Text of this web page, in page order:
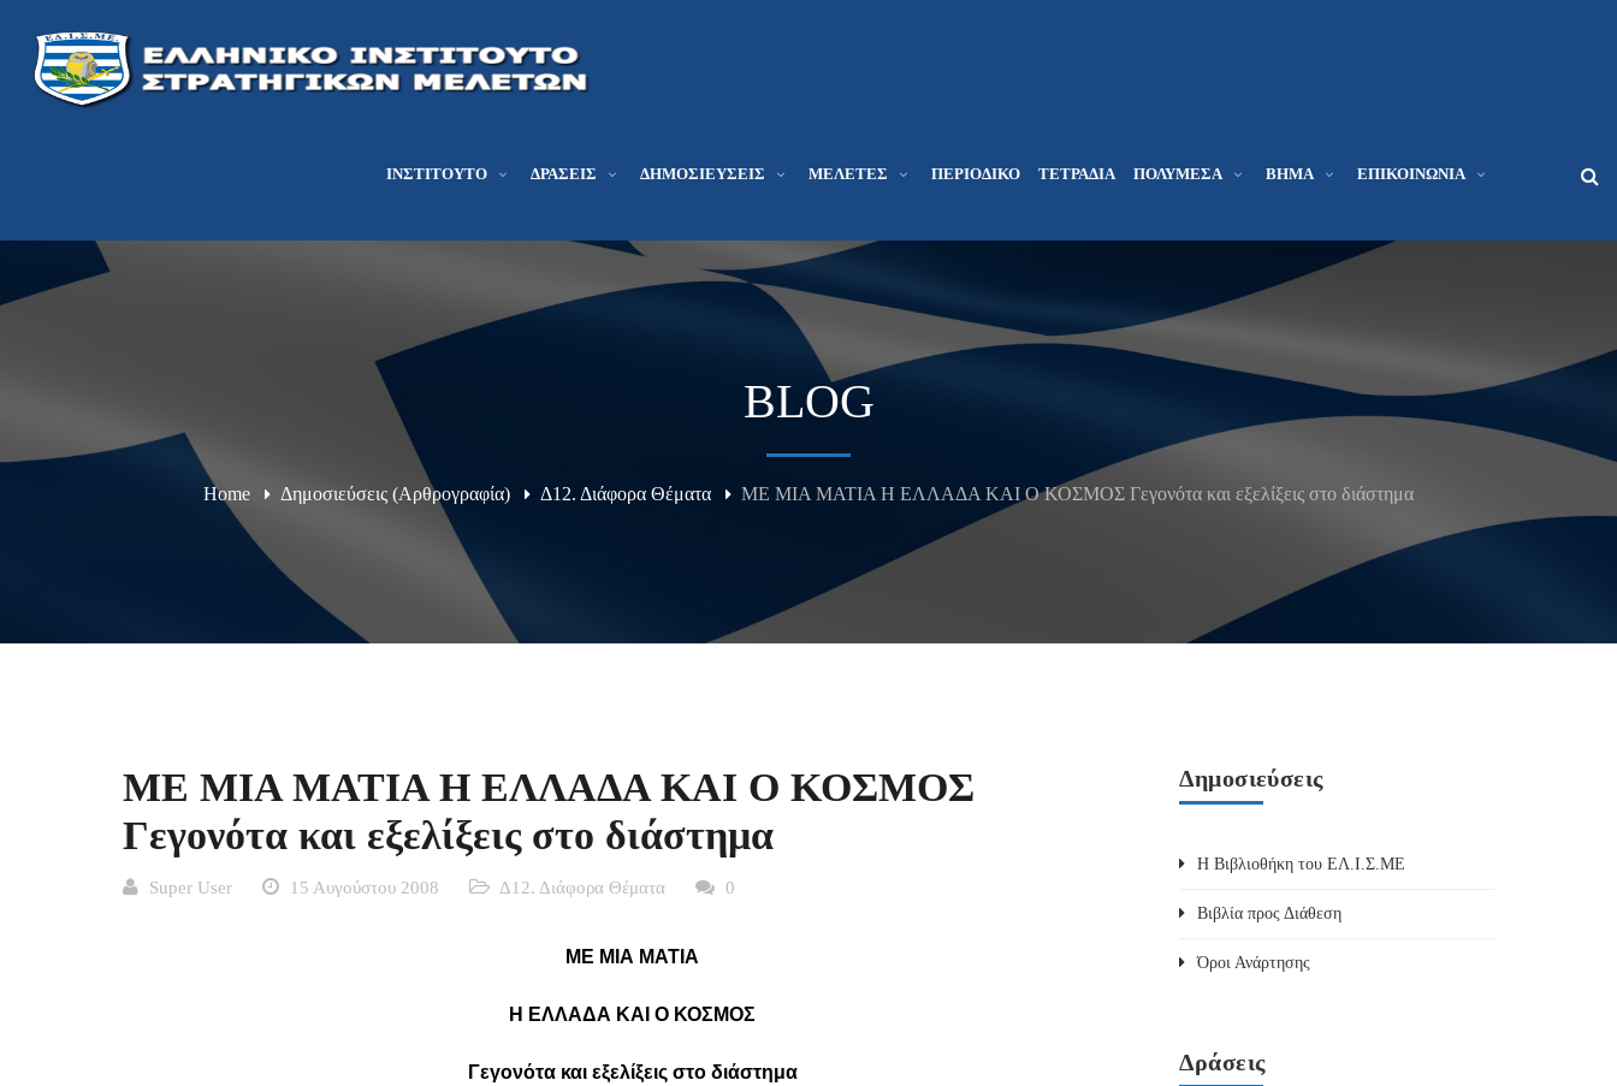
ΙΝΣΤΙΤΟΎΤΟ ΔΡΆΣΕΙΣ ΔΗΜΟΣΙΕΎΣΕΙΣ ΜΕΛΕΤΕΣ ΠΕΡΙΟΔΙΚΌ ΤΕΤΡΆΔΙΑ ΠΟΛΥΜΈΣΑ ΒΉΜΑ ΕΠΙΚΟΙΝΩΝΊΑ
BLOG
Home Δημοσιεύσεις (Αρθρογραφία) Δ12. Διάφορα Θέματα ME MIA MATIA H ΕΛΛΑΔΑ ΚΑΙ Ο ΚΟΣΜΟΣ Γεγονότα και εξελίξεις στο διάστημα
ME MIA MATIA H ΕΛΛΑΔΑ ΚΑΙ Ο ΚΟΣΜΟΣ
Γεγονότα και εξελίξεις στο διάστημα
Super User 15 Αυγούστου 2008 Δ12. Διάφορα Θέματα 0
ME MIA MATIA
H ΕΛΛΑΔΑ ΚΑΙ Ο ΚΟΣΜΟΣ
Γεγονότα και εξελίξεις στο διάστημα
Δημοσιεύσεις
Η Βιβλιοθήκη του ΕΛ.Ι.Σ.ΜΕ
Βιβλία προς Διάθεση
Όροι Ανάρτησης
Δράσεις